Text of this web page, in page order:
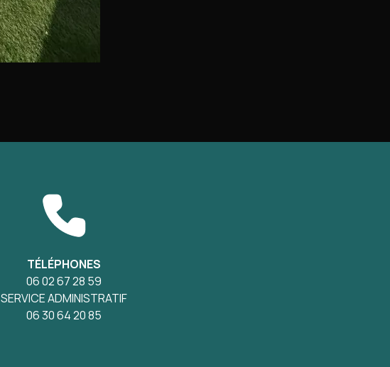
TÉLÉPHONES
06 02 67 28 59
SERVICE ADMINISTRATIF
06 30 64 20 85